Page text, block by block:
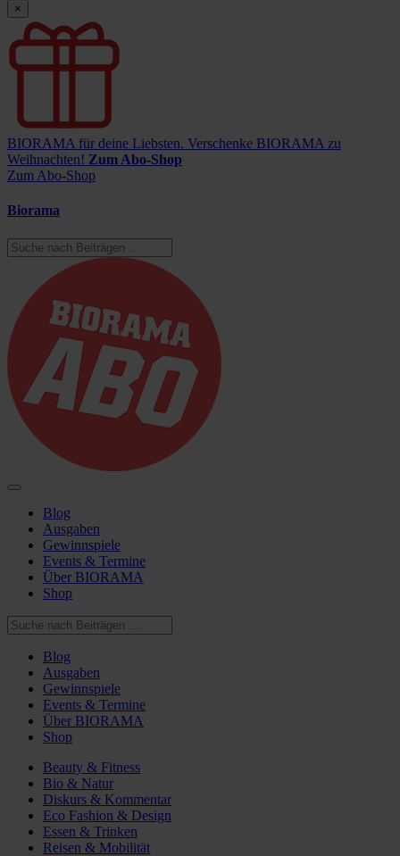
×
BIORAMA für deine Liebsten. Verschenke BIORAMA zu
Weihnachten! Zum Abo-Shop
Zum Abo-Shop
Biorama
Blog
Ausgaben
Gewinnspiele
Events & Termine
Über BIORAMA
Shop
Blog
Ausgaben
Gewinnspiele
Events & Termine
Über BIORAMA
Shop
Beauty & Fitness
Bio & Natur
Diskurs & Kommentar
Eco Fashion & Design
Essen & Trinken
Reisen & Mobilität